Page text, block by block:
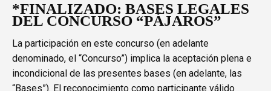
*FINALIZADO: BASES LEGALES
DEL CONCURSO “PÁJAROS”
La participación en este concurso (en adelante
denominado, el “Concurso”) implica la aceptación plena e
incondicional de las presentes bases (en adelante, las
“Bases”). El reconocimiento como participante válido